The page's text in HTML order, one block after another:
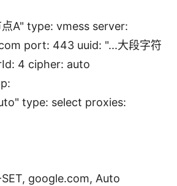
A" type: vmess server:
port: 443 uuid: "...大段字符
4 cipher: auto
type: select proxies:
google.com, Auto